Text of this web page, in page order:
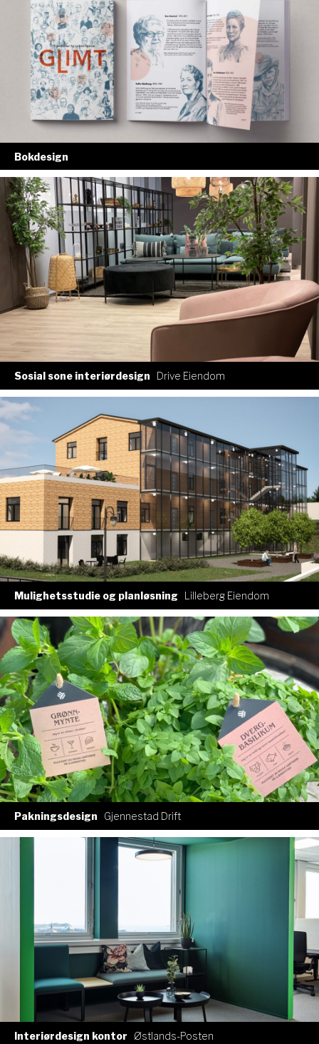
Bokdesign
Sosial sone interiørdesign Drive Eiendom
Mulighetsstudie og planløsning Lilleberg Eiendom
Pakningsdesign Gjennestad Drift
Interiørdesign kontor Østlands-Posten